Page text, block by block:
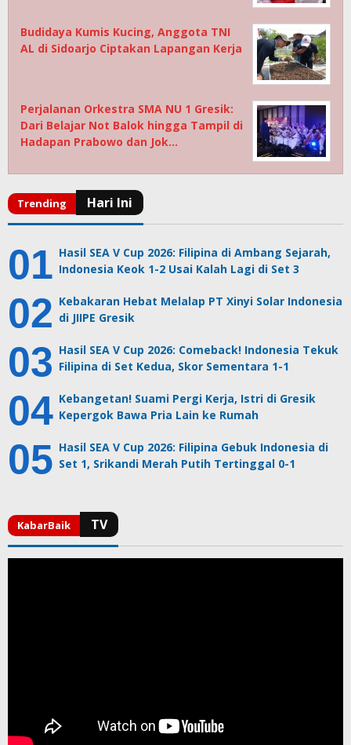
Budidaya Kumis Kucing, Anggota TNI
AL di Sidoarjo Ciptakan Lapangan Kerja
Perjalanan Orkestra SMA NU 1 Gresik:
Dari Belajar Not Balok hingga Tampil di
Hadapan Prabowo dan Jok…
Hasil SEA V Cup 2026: Filipina di Ambang Sejarah,
Indonesia Keok 1-2 Usai Kalah Lagi di Set 3
Kebakaran Hebat Melalap PT Xinyi Solar Indonesia
di JIIPE Gresik
Hasil SEA V Cup 2026: Comeback! Indonesia Tekuk
Filipina di Set Kedua, Skor Sementara 1-1
Kebangetan! Suami Pergi Kerja, Istri di Gresik
Kepergok Bawa Pria Lain ke Rumah
Hasil SEA V Cup 2026: Filipina Gebuk Indonesia di
Set 1, Srikandi Merah Putih Tertinggal 0-1